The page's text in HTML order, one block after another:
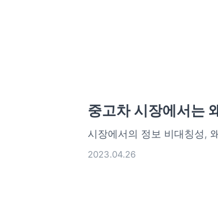
중고차 시장에서는
시장에서의 정보 비대칭성,
2023.04.26